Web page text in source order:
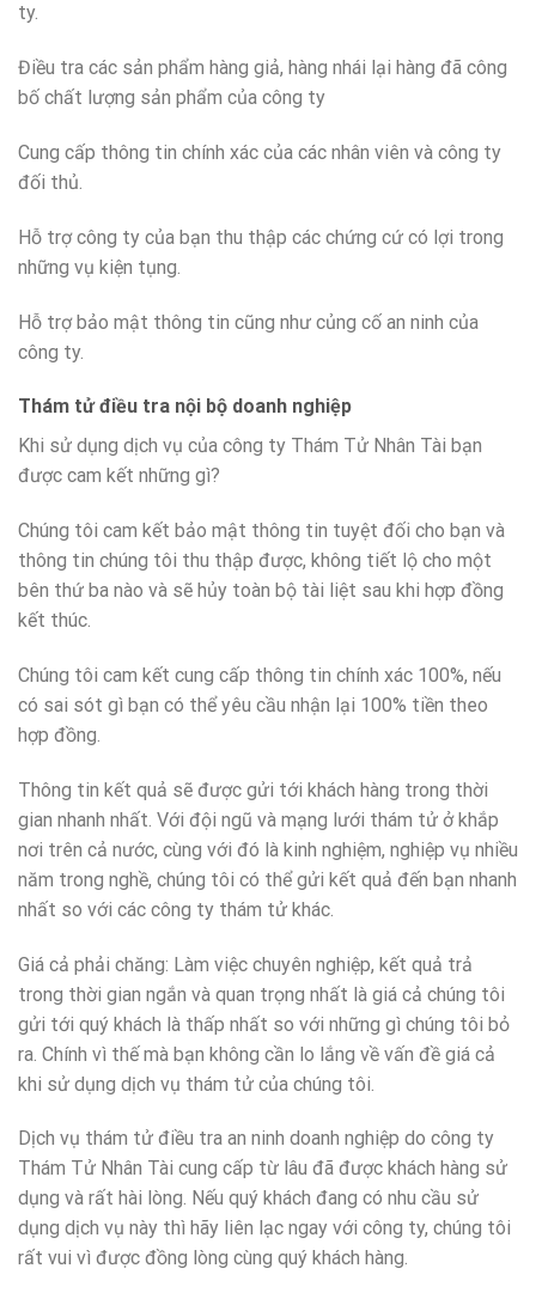
ty.
Điều tra các sản phẩm hàng giả, hàng nhái lại hàng đã công
bố chất lượng sản phẩm của công ty
Cung cấp thông tin chính xác của các nhân viên và công ty
đối thủ.
Hỗ trợ công ty của bạn thu thập các chứng cứ có lợi trong
những vụ kiện tụng.
Hỗ trợ bảo mật thông tin cũng như củng cố an ninh của
công ty.
Thám tử điều tra nội bộ doanh nghiệp
Khi sử dụng dịch vụ của công ty Thám Tử Nhân Tài bạn
được cam kết những gì?
Chúng tôi cam kết bảo mật thông tin tuyệt đối cho bạn và
thông tin chúng tôi thu thập được, không tiết lộ cho một
bên thứ ba nào và sẽ hủy toàn bộ tài liệt sau khi hợp đồng
kết thúc.
Chúng tôi cam kết cung cấp thông tin chính xác 100%, nếu
có sai sót gì bạn có thể yêu cầu nhận lại 100% tiền theo
hợp đồng.
Thông tin kết quả sẽ được gửi tới khách hàng trong thời
gian nhanh nhất. Với đội ngũ và mạng lưới thám tử ở khắp
nơi trên cả nước, cùng với đó là kinh nghiệm, nghiệp vụ nhiều
năm trong nghề, chúng tôi có thể gửi kết quả đến bạn nhanh
nhất so với các công ty thám tử khác.
Giá cả phải chăng: Làm việc chuyên nghiệp, kết quả trả
trong thời gian ngắn và quan trọng nhất là giá cả chúng tôi
gửi tới quý khách là thấp nhất so với những gì chúng tôi bỏ
ra. Chính vì thế mà bạn không cần lo lắng về vấn đề giá cả
khi sử dụng dịch vụ thám tử của chúng tôi.
Dịch vụ thám tử điều tra an ninh doanh nghiệp do công ty
Thám Tử Nhân Tài cung cấp từ lâu đã được khách hàng sử
dụng và rất hài lòng. Nếu quý khách đang có nhu cầu sử
dụng dịch vụ này thì hãy liên lạc ngay với công ty, chúng tôi
rất vui vì được đồng lòng cùng quý khách hàng.